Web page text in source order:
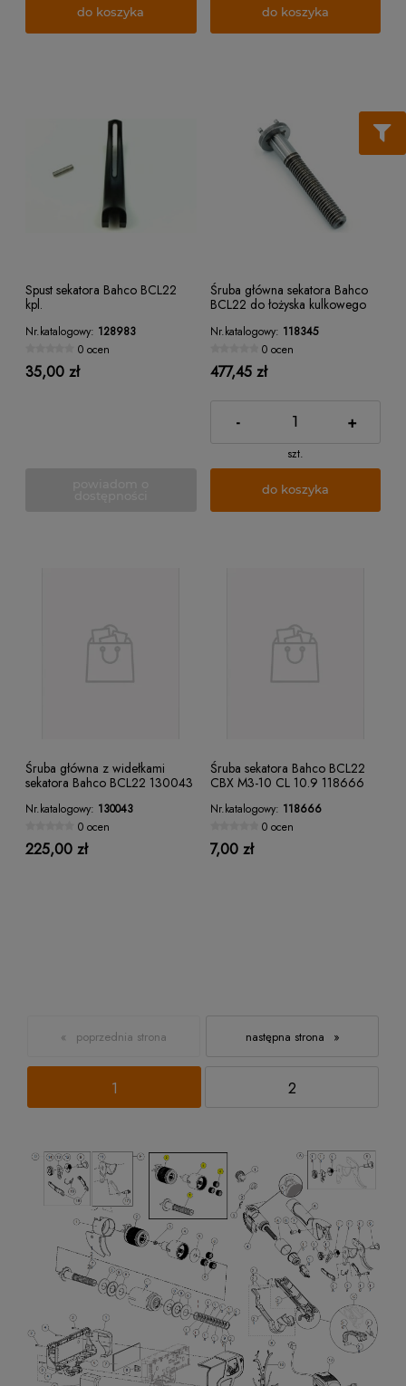
do koszyka do koszyka
Spust sekatora Bahco BCL22
kpl.
Nr.katalogowy: 128983
0 ocen
35,00 zł
Śruba główna sekatora Bahco
BCL22 do łożyska kulkowego
Nr.katalogowy: 118345
0 ocen
477,45 zł
- +
szt.
do koszyka
Śruba główna z widełkami
sekatora Bahco BCL22 130043
Nr.katalogowy: 130043
0 ocen
225,00 zł
Śruba sekatora Bahco BCL22
CBX M3-10 CL 10.9 118666
Nr.katalogowy: 118666
0 ocen
7,00 zł
«
1 2
»